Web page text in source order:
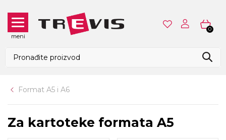
meni
0
Format A5 i A6
Za kartoteke formata A5